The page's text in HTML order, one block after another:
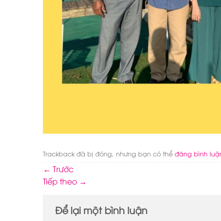
Trackback đã bị đóng, nhưng bạn có thể đăng bình
← Trước
Tiếp theo →
Để lại một bình luận